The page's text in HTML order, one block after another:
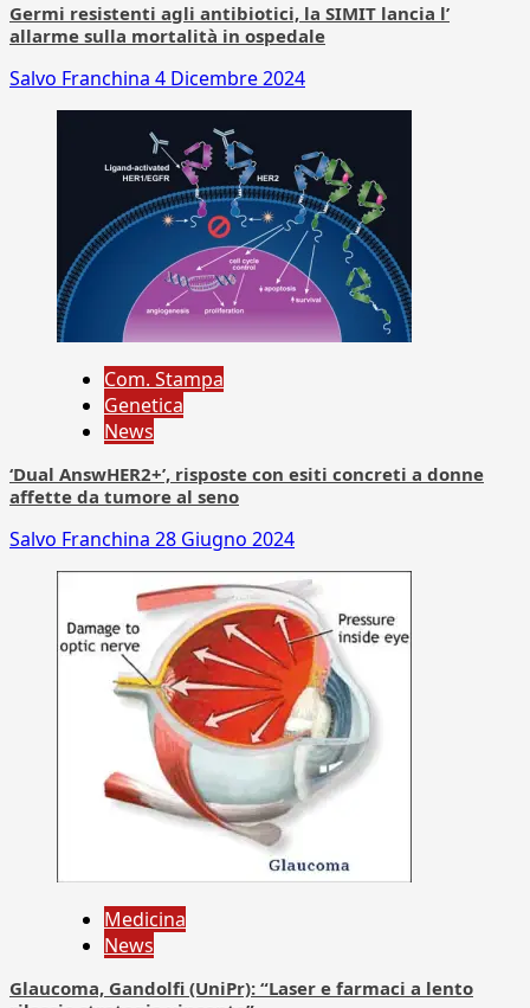
Germi resistenti agli antibiotici, la SIMIT lancia l’
allarme sulla mortalità in ospedale
Salvo Franchina 4 Dicembre 2024
Com. Stampa
Genetica
News
‘Dual AnswHER2+’, risposte con esiti concreti a donne
affette da tumore al seno
Salvo Franchina 28 Giugno 2024
Medicina
News
Glaucoma, Gandolfi (UniPr): “Laser e farmaci a lento